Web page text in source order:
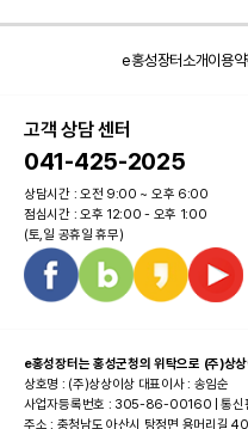
e홍성장터소개이용
고객 상담 센터
041-425-2025
상담시간 : 오전 9:00 ~ 오후 6:00
점심시간 : 오후 12:00 - 오후 1:00
(토,일 공휴일 휴무)
e홍성장터는 홍성군청의 위탁으로 (주)상
상호명 : (주)상상이상 대표이사 : 송임순
사업자등록번호 : 305-86-00160 | 통
주소 : 충청남도 아산시 탕정면 용머리길